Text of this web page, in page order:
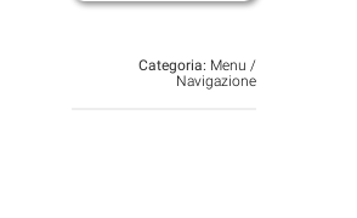
Categoria: Menu /
Navigazione